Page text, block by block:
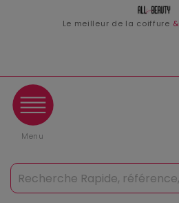
Le meilleur de la coiffure &
Menu